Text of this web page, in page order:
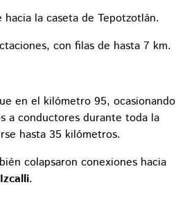
la caseta de Tepotzotlán.
con filas de hasta 7 km.
en el kilómetro 95, ocasionando
a conductores durante toda la
hasta 35 kilómetros.
colapsaron conexiones hacia
.